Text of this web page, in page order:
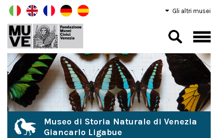
Gli altri musei
Museo di Storia Naturale di Venezia
Giancarlo Ligabue